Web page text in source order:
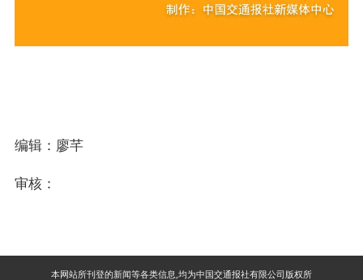
编辑：廖芊
审核：
本网站所刊登的新闻等各类信息,均为中国交通报社有限公司版权所